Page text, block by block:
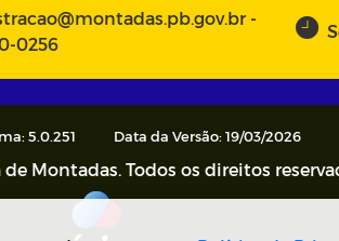
-
0256
5.0.251 Data da Versão: 19/03/2026
Montadas. Todos os direitos